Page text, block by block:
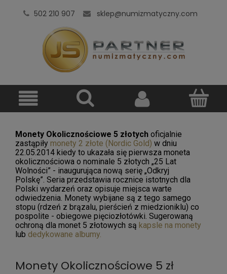
502 210 907 sklep@numizmatyczny.com
Monety Okolicznościowe 5 złotych oficjalnie
zastąpiły monety 2 złote (Nordic Gold) w dniu
22.05.2014 kiedy to ukazała się pierwsza moneta
okolicznościowa o nominale 5 złotych „25 Lat
Wolności” - inaugurująca nową serię „Odkryj
Polskę”. Seria przedstawia rocznice istotnych dla
Polski wydarzeń oraz opisuje miejsca warte
odwiedzenia. Monety wybijane są z tego samego
stopu (rdzeń z brązalu, pierścień z miedzioniklu) co
pospolite - obiegowe pięciozłotówki. Sugerowaną
ochroną dla monet 5 złotowych są kapsle na monety
lub dedykowane albumy.
Monety Okolicznościowe 5 zł